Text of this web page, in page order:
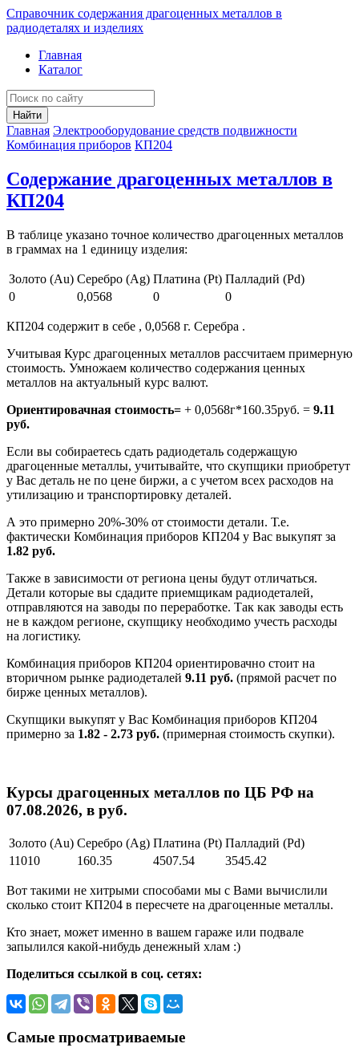
Справочник содержания драгоценных металлов в
радиодеталях и изделиях
Главная
Каталог
Найти
Главная Электрооборудование средств подвижности
Комбинация приборов КП204
Содержание драгоценных металлов в
КП204
В таблице указано точное количество драгоценных металлов
в граммах на 1 единицу изделия:
Золото (Au) Серебро (Ag) Платина (Pt) Палладий (Pd)
0
0,0568 0 0
КП204 содержит в себе , 0,0568 г. Серебра .
Учитывая Курс драгоценных металлов рассчитаем примерную
стоимость. Умножаем количество содержания ценных
металлов на актуальный курс валют.
Ориентировачная стоимость= + 0,0568г*160.35руб. = 9.11
руб.
Если вы собираетесь сдать радиодеталь содержащую
драгоценные металлы, учитывайте, что скупщики приобретут
у Вас деталь не по цене биржи, а с учетом всех расходов на
утилизацию и транспортировку деталей.
А это примерно 20%-30% от стоимости детали. Т.е.
фактически Комбинация приборов КП204 у Вас выкупят за
1.82 руб.
Также в зависимости от региона цены будут отличаться.
Детали которые вы сдадите приемщикам радиодеталей,
отправляются на заводы по переработке. Так как заводы есть
не в каждом регионе, скупщику необходимо учесть расходы
на логистику.
Комбинация приборов КП204 ориентировачно стоит на
вторичном рынке радиодеталей 9.11 руб. (прямой расчет по
бирже ценных металлов).
Скупщики выкупят у Вас Комбинация приборов КП204
примерно за 1.82 - 2.73 руб. (примерная стоимость скупки).
Курсы драгоценных металлов по ЦБ РФ на
07.08.2026, в руб.
Золото (Au) Серебро (Ag) Платина (Pt) Палладий (Pd)
11010
160.35 4507.54 3545.42
Вот такими не хитрыми способами мы с Вами вычислили
сколько стоит КП204 в пересчете на драгоценные металлы.
Кто знает, может именно в вашем гараже или подвале
запылился какой-нибудь денежный хлам :)
Поделиться ссылкой в соц. сетях:
Самые просматриваемые